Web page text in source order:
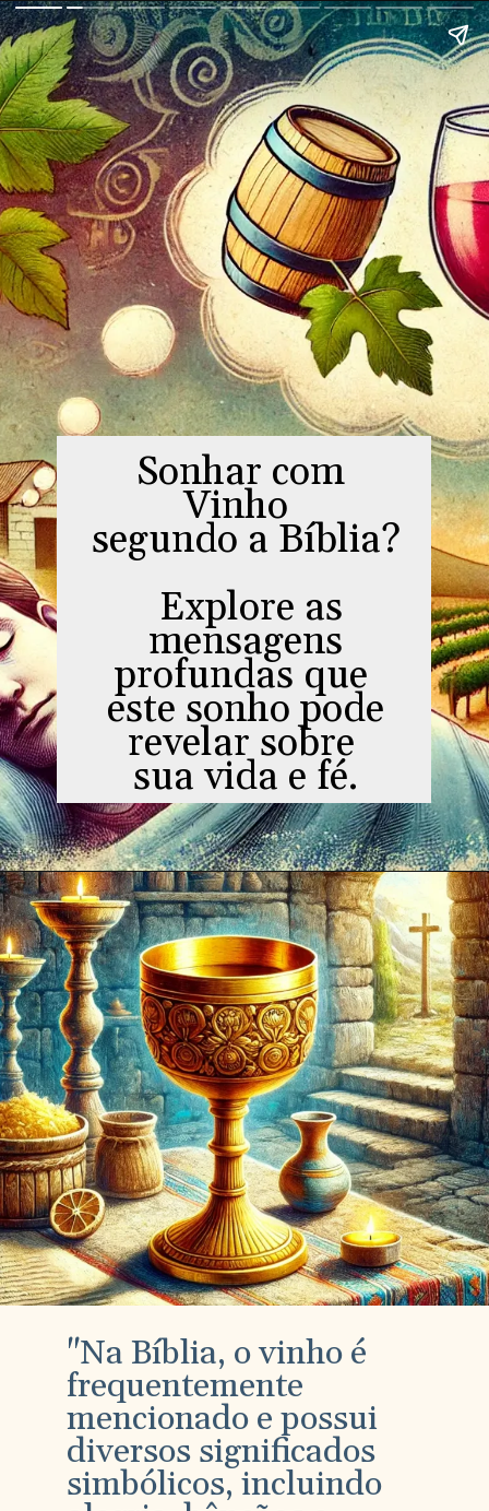
Sonhar com
Vinho
segundo a Bíblia?
Explore as
mensagens
profundas que
este sonho pode
revelar sobre
sua vida e fé.
"Na Bíblia, o vinho é
frequentemente
mencionado e possui
diversos significados
simbólicos, incluindo